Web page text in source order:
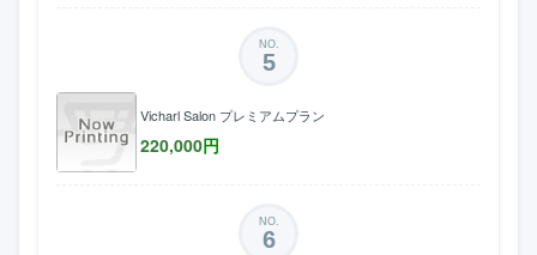
NO.
5
Vicharl Salon プレミアムプラン
220,000円
NO.
6